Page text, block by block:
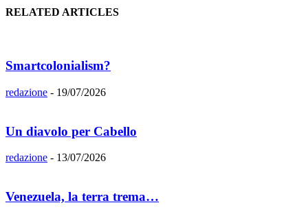
RELATED ARTICLES
Smartcolonialism?
redazione - 19/07/2026
Un diavolo per Cabello
redazione - 13/07/2026
Venezuela, la terra trema…